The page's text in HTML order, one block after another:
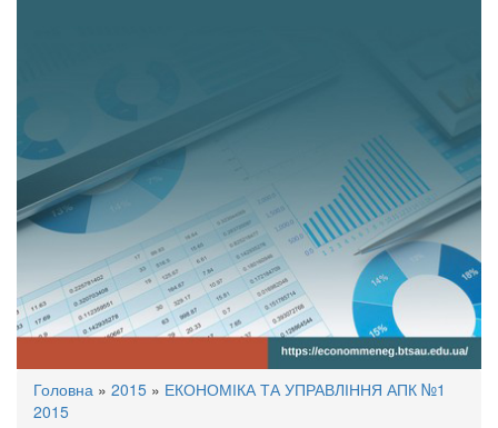
Ви
Головна » 2015 » ЕКОНОМІКА ТА УПРАВЛІННЯ АПК №1
2015